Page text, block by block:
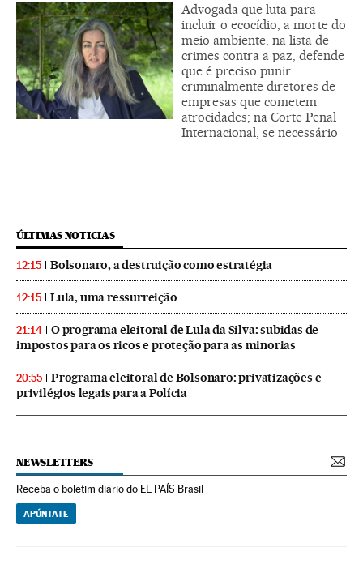
Advogada que luta para
incluir o ecocídio, a morte do
meio ambiente, na lista de
crimes contra a paz, defende
que é preciso punir
criminalmente diretores de
empresas que cometem
atrocidades; na Corte Penal
Internacional, se necessário
ÚLTIMAS NOTICIAS
12:15 Bolsonaro, a destruição como estratégia
12:15 Lula, uma ressurreição
21:14
O programa eleitoral de Lula da Silva: subidas de
impostos para os ricos e proteção para as minorias
20:55
Programa eleitoral de Bolsonaro: privatizações e
privilégios legais para a Polícia
NEWSLETTERS
Receba o boletim diário do EL PAÍS Brasil
APÚNTATE